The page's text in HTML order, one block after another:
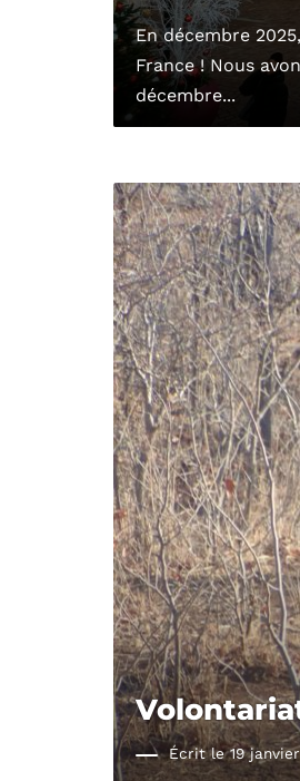
En décembre
France ! Nous
décembre...
Écrit le 19